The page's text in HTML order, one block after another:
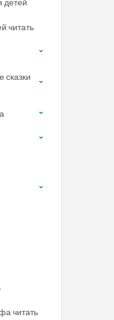
детей
читать
сказки
читать